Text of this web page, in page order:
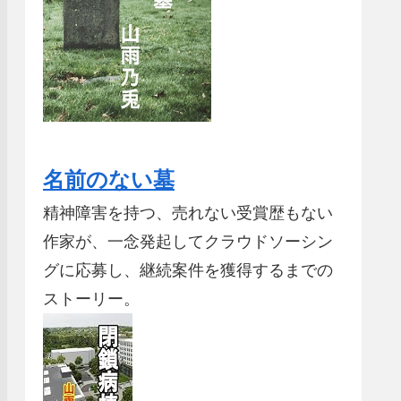
名前のない墓
精神障害を持つ、売れない受賞歴もない
作家が、一念発起してクラウドソーシン
グに応募し、継続案件を獲得するまでの
ストーリー。